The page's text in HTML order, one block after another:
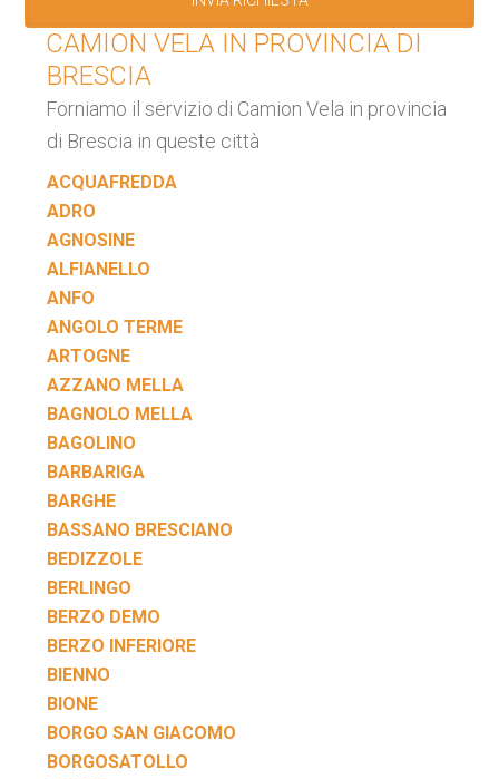
CAMION VELA IN PROVINCIA DI
BRESCIA
Forniamo il servizio di Camion Vela in provincia
di Brescia in queste città
ACQUAFREDDA
ADRO
AGNOSINE
ALFIANELLO
ANFO
ANGOLO TERME
ARTOGNE
AZZANO MELLA
BAGNOLO MELLA
BAGOLINO
BARBARIGA
BARGHE
BASSANO BRESCIANO
BEDIZZOLE
BERLINGO
BERZO DEMO
BERZO INFERIORE
BIENNO
BIONE
BORGO SAN GIACOMO
BORGOSATOLLO